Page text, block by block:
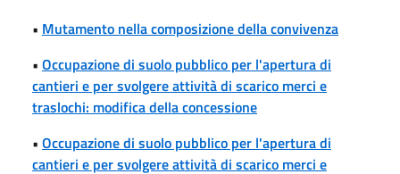
• Mutamento nella composizione della convivenza
• Occupazione di suolo pubblico per l'apertura di
cantieri e per svolgere attività di scarico merci e
traslochi: modifica della concessione
• Occupazione di suolo pubblico per l'apertura di
cantieri e per svolgere attività di scarico merci e